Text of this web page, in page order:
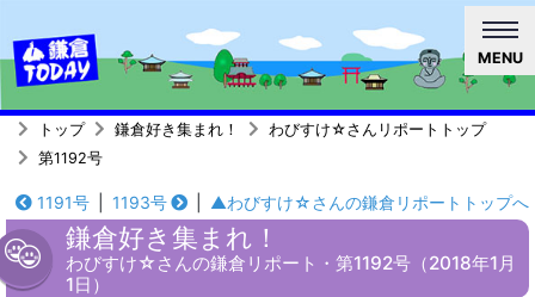
MENU
トップ 鎌倉好き集まれ！
わびすけ☆さんリポートトップ
第1192号
1191号 1193号 ▲わびすけ☆さんの鎌倉リポートトップへ
鎌倉好き集まれ！
わびすけ☆さんの鎌倉リポート・第1192号（2018年1月
1日）